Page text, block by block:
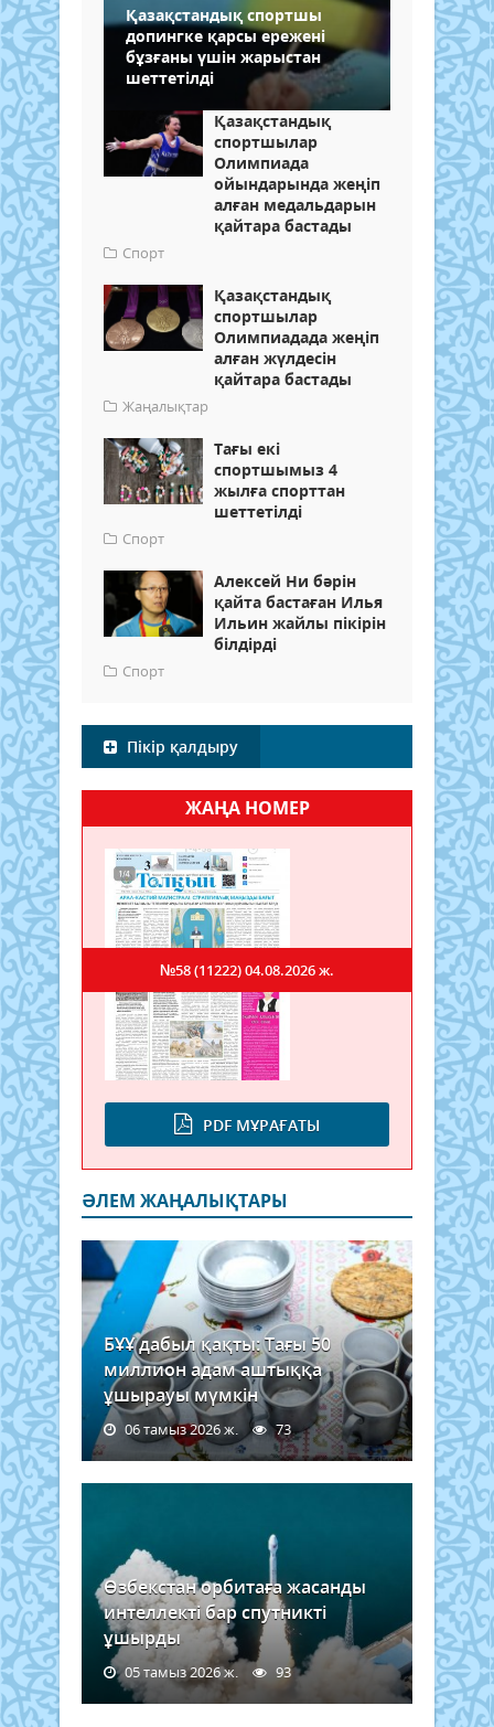
Қазақстандық спортшы
допингке қарсы ережені
бұзғаны үшін жарыстан
шеттетілді
Қазақстандық
спортшылар
Олимпиада
ойындарында жеңіп
алған медальдарын
қайтара бастады
Спорт
Қазақстандық
спортшылар
Олимпиадада жеңіп
алған жүлдесін
қайтара бастады
Жаңалықтар
Тағы екі
спортшымыз 4
жылға спорттан
шеттетілді
Спорт
Алексей Ни бәрін
қайта бастаған Илья
Ильин жайлы пікірін
білдірді
Спорт
Пікір қалдыру
ЖАҢА НОМЕР
PDF МҰРАҒАТЫ
№58 (11222)04.08.2026 ж.
ӘЛЕМ ЖАҢАЛЫҚТАРЫ
БҰҰ дабыл қақты: Тағы 50
миллион адам аштыққа
ұшырауы мүмкін
06 тамыз 2026 ж. 73
Өзбекстан орбитаға жасанды
интеллекті бар спутникті
ұшырды
05 тамыз 2026 ж. 93